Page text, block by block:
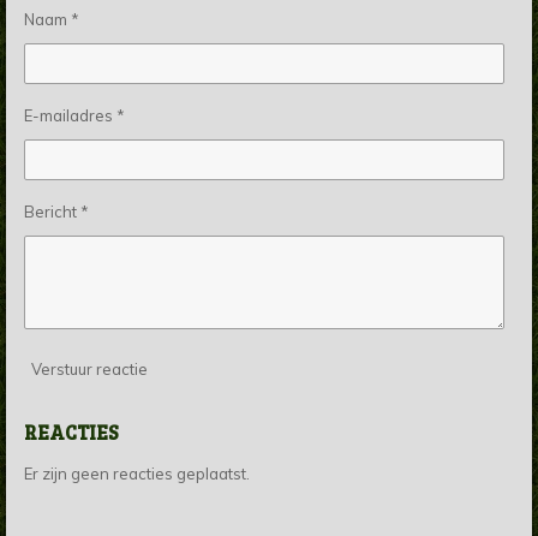
Naam *
E-mailadres *
Bericht *
Verstuur reactie
REACTIES
Er zijn geen reacties geplaatst.